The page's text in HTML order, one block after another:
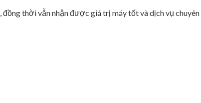
thời vẫn nhận được giá trị máy tốt và dịch vụ